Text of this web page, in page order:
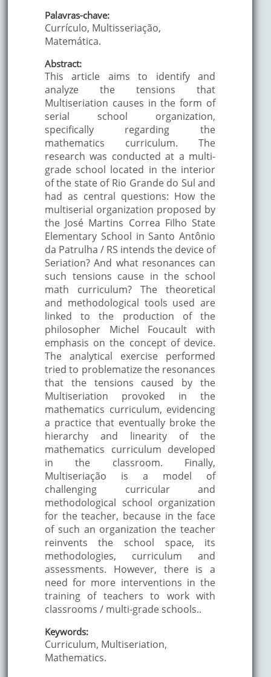
Palavras-chave:
Currículo, Multisseriação,
Matemática.
Abstract:
This article aims to identify and
analyze the tensions that
Multiseriation causes in the form of
serial school organization,
specifically regarding the
mathematics curriculum. The
research was conducted at a multi-
grade school located in the interior
of the state of Rio Grande do Sul and
had as central questions: How the
multiserial organization proposed by
the José Martins Correa Filho State
Elementary School in Santo Antônio
da Patrulha / RS intends the device of
Seriation? And what resonances can
such tensions cause in the school
math curriculum? The theoretical
and methodological tools used are
linked to the production of the
philosopher Michel Foucault with
emphasis on the concept of device.
The analytical exercise performed
tried to problematize the resonances
that the tensions caused by the
Multiseriation provoked in the
mathematics curriculum, evidencing
a practice that eventually broke the
hierarchy and linearity of the
mathematics curriculum developed
in the classroom. Finally,
Multiseriação is a model of
challenging curricular and
methodological school organization
for the teacher, because in the face
of such an organization the teacher
reinvents the school space, its
methodologies, curriculum and
assessments. However, there is a
need for more interventions in the
training of teachers to work with
classrooms / multi-grade schools..
Keywords:
Curriculum, Multiseriation,
Mathematics.